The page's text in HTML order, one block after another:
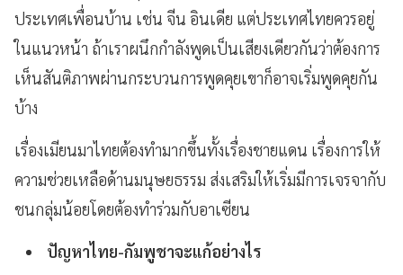
ประเทศเพื่อนบ้าน เช่น จีน อินเดีย แต่ประเทศไทยควรอยู่
ในแนวหน้า ถ้าเราผนึกกำลังพูดเป็นเสียงเดียวกันว่าต้องการ
เห็นสันติภาพผ่านกระบวนการพูดคุยเขาก็อาจเริ่มพูดคุยกัน
บ้าง
เรื่องเมียนมาไทยต้องทำมากขึ้นทั้งเรื่องชายแดน เรื่องการให้
ความช่วยเหลือด้านมนุษยธรรม ส่งเสริมให้เริ่มมีการเจรจากับ
ชนกลุ่มน้อยโดยต้องทำร่วมกับอาเซียน
ปัญหาไทย-กัมพูชาจะแก้อย่างไร